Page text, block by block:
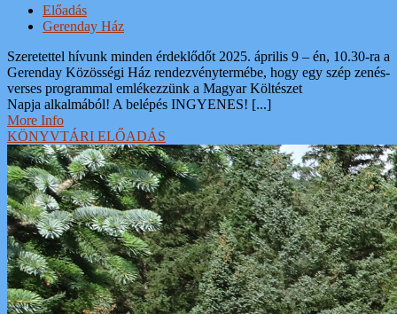
Előadás
Gerenday Ház
Szeretettel hívunk minden érdeklődőt 2025. április 9 – én, 10.30-ra a
Gerenday Közösségi Ház rendezvénytermébe, hogy egy szép zenés-
verses programmal emlékezzünk a Magyar Költészet
Napja alkalmából! A belépés INGYENES! [...]
More Info
KÖNYVTÁRI ELŐADÁS